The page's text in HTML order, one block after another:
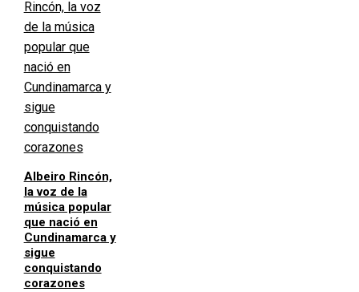
Albeiro Rincón,
la voz de la
música popular
que nació en
Cundinamarca y
sigue
conquistando
corazones